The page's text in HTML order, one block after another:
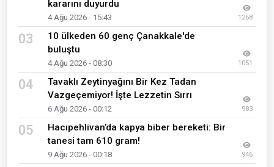
kararını duyurdu
4 Ağu 2026 - 15:43 1268
03
10 ülkeden 60 genç Çanakkale'de
buluştu
4 Ağu 2026 - 08:30 1051
04
Tavaklı Zeytinyağını Bir Kez Tadan
Vazgeçemiyor! İşte Lezzetin Sırrı
6 Ağu 2026 - 00:12 983
05
Hacıpehlivan’da kapya biber bereketi: Bir
tanesi tam 610 gram!
9 Ağu 2026 - 00:18 946